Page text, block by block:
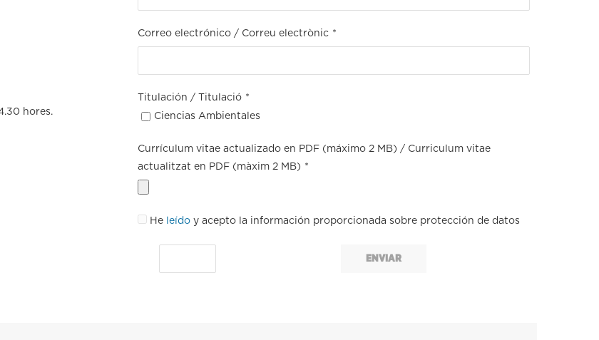
hores.
Correo electrónico / Correu electrònic *
Titulación / Titulació *
Ciencias Ambientales
Currículum vitae actualizado en PDF (máximo 2 MB) / Curriculum vitae
actualitzat en PDF (màxim 2 MB) *
He leído y acepto la información proporcionada sobre protección de datos
ENVIAR